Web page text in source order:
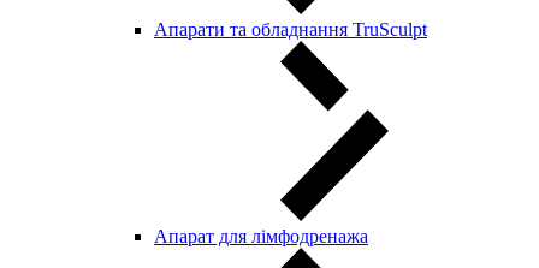
Апарати та обладнання TruSculpt
Апарат для лімфодренажа